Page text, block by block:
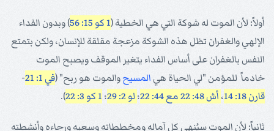
أولاً: لأن الموت له شوكة التي هي الخطية (1 كو 15: 56
) وبدون الفداء
الإلهي والغفران تظل هذه الشوكة مزعجة مقلقة للإنسان، ولكن بتمتع
النفس بالغفران على أساس الفداء يتغير الموقف ويصبح الموت
خادماً للمؤمن "لي الحياة هي المسيحوالموت هو ربح" (في 1: 21
-
قارن 18: 14
، أش 48: 22 مع 44: 22 ؛ لو 2: 29 ؛ 1 كو 3: 22 ).
ثانياً: لأن الموت سيُنهي كل آماله ومخططاته وسعيه ورجاءه وأنشطته